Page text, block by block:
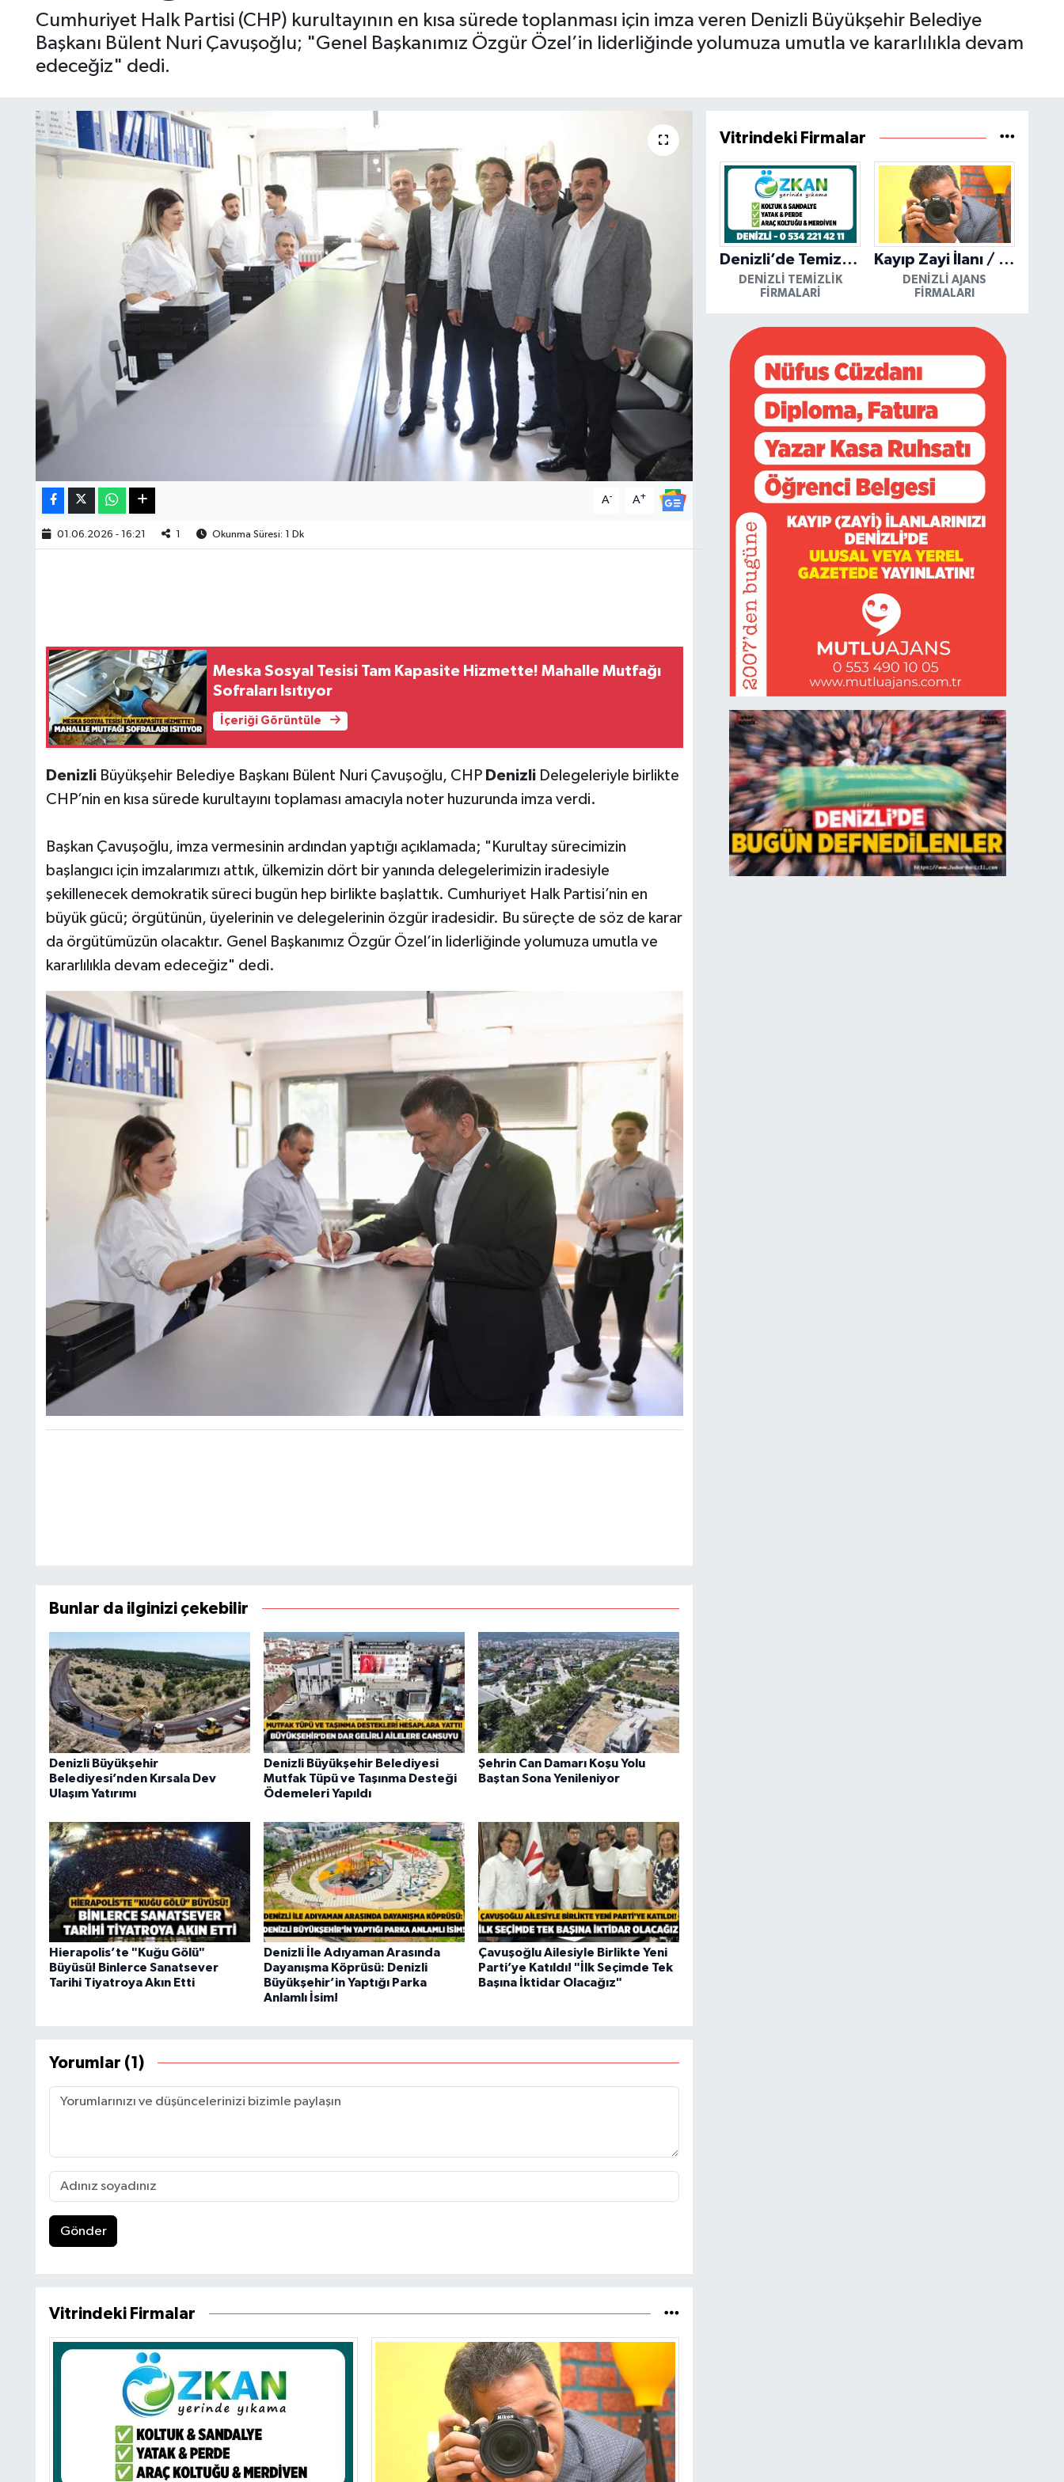
Cumhuriyet Halk Partisi (CHP) kurultayının en kısa sürede toplanması için imza veren Denizli Büyükşehir Belediye
Başkanı Bülent Nuri Çavuşoğlu; "Genel Başkanımız Özgür Özel’in liderliğinde yolumuza umutla ve kararlılıkla devam
edeceğiz" dedi.
A- A+
01.06.2026 - 16:21 1 Okunma Süresi: 1 Dk
Meska Sosyal Tesisi Tam Kapasite Hizmette! Mahalle Mutfağı
Sofraları Isıtıyor
İçeriği Görüntüle
DenizliBüyükşehir Belediye Başkanı Bülent Nuri Çavuşoğlu, CHP DenizliDelegeleriyle birlikte
CHP’nin en kısa sürede kurultayını toplaması amacıyla noter huzurunda imza verdi.
Başkan Çavuşoğlu, imza vermesinin ardından yaptığı açıklamada; "Kurultay sürecimizin
başlangıcı için imzalarımızı attık, ülkemizin dört bir yanında delegelerimizin iradesiyle
şekillenecek demokratik süreci bugün hep birlikte başlattık. Cumhuriyet Halk Partisi’nin en
büyük gücü; örgütünün, üyelerinin ve delegelerinin özgür iradesidir. Bu süreçte de söz de karar
da örgütümüzün olacaktır. Genel Başkanımız Özgür Özel’in liderliğinde yolumuza umutla ve
kararlılıkla devam edeceğiz" dedi.
Bunlar da ilginizi çekebilir
Denizli Büyükşehir
Belediyesi’nden Kırsala Dev
Ulaşım Yatırımı
Denizli Büyükşehir Belediyesi
Mutfak Tüpü ve Taşınma Desteği
Ödemeleri Yapıldı
Şehrin Can Damarı Koşu Yolu
Baştan Sona Yenileniyor
Hierapolis’te "Kuğu Gölü"
Büyüsü! Binlerce Sanatsever
Tarihi Tiyatroya Akın Etti
Denizli İle Adıyaman Arasında
Dayanışma Köprüsü: Denizli
Büyükşehir’in Yaptığı Parka
Anlamlı İsim!
Çavuşoğlu Ailesiyle Birlikte Yeni
Parti’ye Katıldı! "İlk Seçimde Tek
Başına İktidar Olacağız"
Yorumlar (1)
Gönder
Vitrindeki Firmalar
Vitrindeki Firmalar
Denizli’de Temizliğin Güvenilir Adresi: Özkan Yerinde Yıkama
DENIZLI TEMIZLIK
FIRMALARI
Kayıp Zayi İlanı / Mutlu Ajans / Denizli
DENIZLI AJANS
FIRMALARI